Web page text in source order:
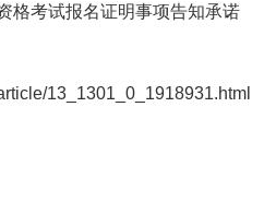
考试报名证明事项告知承诺
13_1301_0_1918931.html